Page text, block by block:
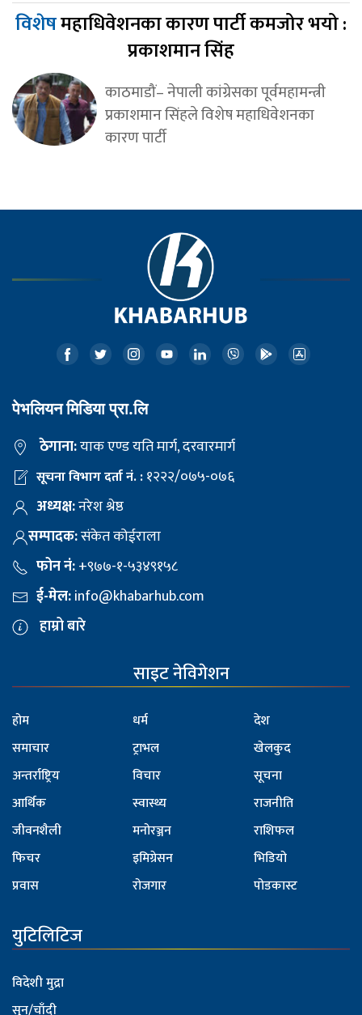
विशेषमहाधिवेशनका कारण पार्टी कमजोर भयो :
प्रकाशमान सिंह
काठमाडौं– नेपाली कांग्रेसका पूर्वमहामन्त्री
प्रकाशमान सिंहले विशेष महाधिवेशनका
कारण पार्टी
पेभलियन मिडिया प्रा.लि
ठेगाना:याक एण्ड यति मार्ग, दरवारमार्ग
सूचना विभाग दर्ता नं. :१२२२/०७५-०७६
अध्यक्ष:नरेश श्रेष्ठ
सम्पादक:संकेत कोईराला
फोन नं:+९७७-१-५३४९१५८
ई-मेल:info@khabarhub.com
हाम्रो बारे
साइट नेविगेशन
होम
समाचार
अन्तर्राष्ट्रिय
आर्थिक
जीवनशैली
फिचर
प्रवास
धर्म
ट्राभल
विचार
स्वास्थ्य
मनोरञ्जन
इमिग्रेसन
रोजगार
देश
खेलकुद
सूचना
राजनीति
राशिफल
भिडियो
पोडकास्ट
युटिलिटिज
विदेशी मुद्रा